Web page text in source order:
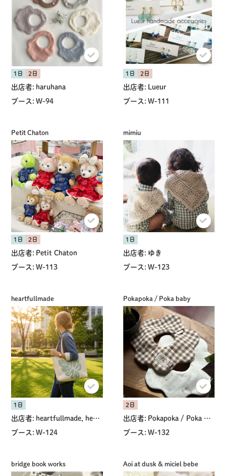
1日 2日
出店者: haruhana
ブース: W-94
1日 2日
出店者: Lueur
ブース: W-111
Petit Chaton
1日 2日
出店者: Petit Chaton
ブース: W-113
mimiu
1日
出店者: ゆき
ブース: W-123
heartfullmade
1日
出店者: heartfullmade, heartfullmade
ブース: W-124
Pokapoka / Poka baby
2日
出店者: Pokapoka / Poka baby
ブース: W-132
bridge book works Aoi at dusk & miciel bebe